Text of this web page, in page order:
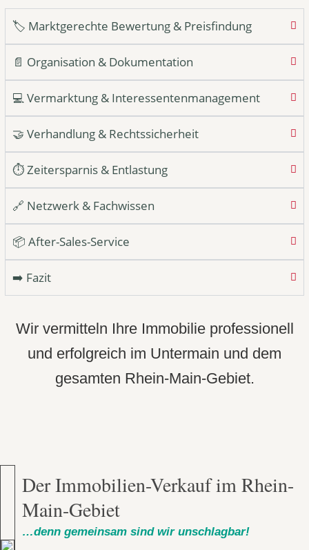
🏷 Marktgerechte Bewertung & Preisfindung
📄 Organisation & Dokumentation
💻 Vermarktung & Interessentenmanagement
🤝 Verhandlung & Rechtssicherheit
⏱ Zeitersparnis & Entlastung
🔗 Netzwerk & Fachwissen
📦 After-Sales-Service
➡️ Fazit
Wir vermitteln Ihre Immobilie professionell
und erfolgreich im Untermain und dem
gesamten Rhein-Main-Gebiet.
Der Immobilien-Verkauf im Rhein-
Main-Gebiet
…denn gemeinsam sind wir unschlagbar!